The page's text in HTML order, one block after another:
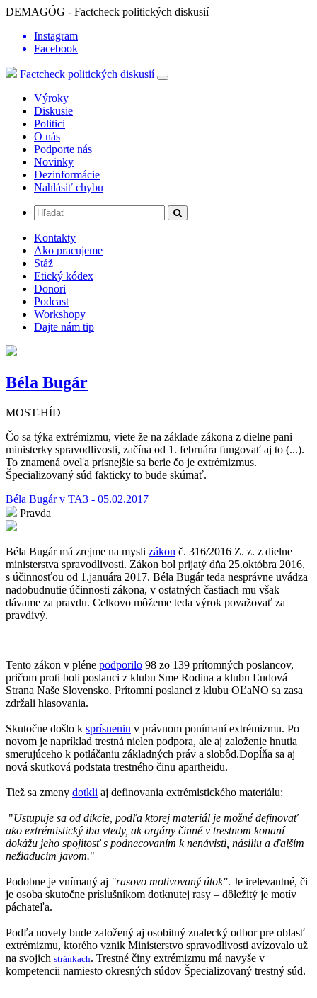
DEMAGÓG - Factcheck politických diskusií
Instagram
Facebook
Factcheck politických diskusií
Výroky
Diskusie
Politici
O nás
Podporte nás
Novinky
Dezinformácie
Nahlásiť chybu
Kontakty
Ako pracujeme
Stáž
Etický kódex
Donori
Podcast
Workshopy
Dajte nám tip
Béla Bugár
MOST-HÍD
Čo sa týka extrémizmu, viete že na základe zákona z dielne pani
ministerky spravodlivosti, začína od 1. februára fungovať aj to (...).
To znamená oveľa prísnejšie sa berie čo je extrémizmus.
Špecializovaný súd fakticky to bude skúmať.
Béla Bugár v TA3 - 05.02.2017
Pravda
Béla Bugár má zrejme na mysli zákon č. 316/2016 Z. z. z dielne
ministerstva spravodlivosti. Zákon bol prijatý dňa 25.októbra 2016,
s účinnosťou od 1.januára 2017. Béla Bugár teda nesprávne uvádza
nadobudnutie účinnosti zákona, v ostatných častiach mu však
dávame za pravdu. Celkovo môžeme teda výrok považovať za
pravdivý.
Tento zákon v pléne podporilo 98 zo 139 prítomných poslancov,
pričom proti boli poslanci z klubu Sme Rodina a klubu Ľudová
Strana Naše Slovensko. Prítomní poslanci z klubu OĽaNO sa zasa
zdržali hlasovania.
Skutočne došlo k sprísneniu v právnom ponímaní extrémizmu. Po
novom je napríklad trestná nielen podpora, ale aj založenie hnutia
smerujúceho k potláčaniu základných práv a slobôd.Dopĺňa sa aj
nová skutková podstata trestného činu apartheidu.
Tiež sa zmeny dotkli aj definovania extrémistického materiálu:
"Ustupuje sa od dikcie, podľa ktorej materiál je možné definovať
ako extrémistický iba vtedy, ak orgány činné v trestnom konaní
dokážu jeho spojitosť s podnecovaním k nenávisti, násiliu a ďalším
nežiaducim javom."
Podobne je vnímaný aj "rasovo motivovaný útok". Je irelevantné, či
je osoba skutočne príslušníkom dotknutej rasy – dôležitý je motív
páchateľa.
Podľa novely bude založený aj osobitný znalecký odbor pre oblasť
extrémizmu, ktorého vznik Ministerstvo spravodlivosti avízovalo už
na svojich stránkach. Trestné činy extrémizmu má navyše v
kompetencii namiesto okresných súdov Špecializovaný trestný súd.